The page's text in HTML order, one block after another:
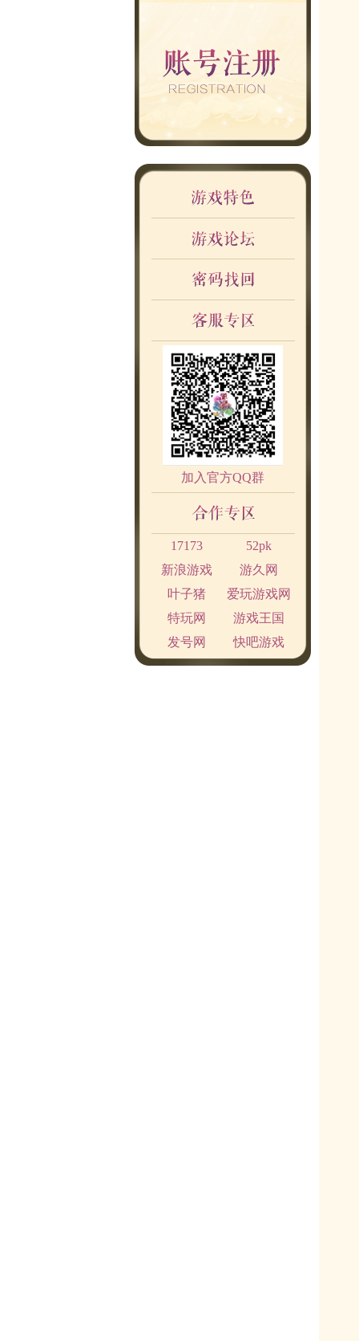
加入官方QQ群
17173
52pk
新浪游戏
游久网
叶子猪
爱玩游戏网
特玩网
游戏王国
发号网
快吧游戏